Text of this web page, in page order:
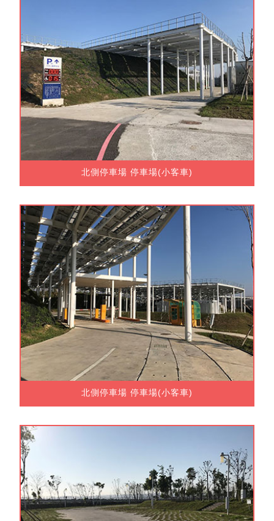
北側停車場 停車場(小客車)
北側停車場 停車場(小客車)